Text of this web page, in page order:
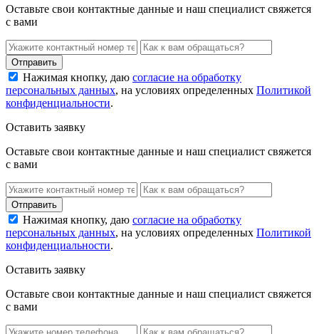
Оставьте свои контактные данные и наш специалист свяжется
с вами
Нажимая кнопку, даю согласие на обработку
персональных данных, на условиях определенных Политикой
конфиденциальности.
Оставить заявку
Оставьте свои контактные данные и наш специалист свяжется
с вами
Нажимая кнопку, даю согласие на обработку
персональных данных, на условиях определенных Политикой
конфиденциальности.
Оставить заявку
Оставьте свои контактные данные и наш специалист свяжется
с вами